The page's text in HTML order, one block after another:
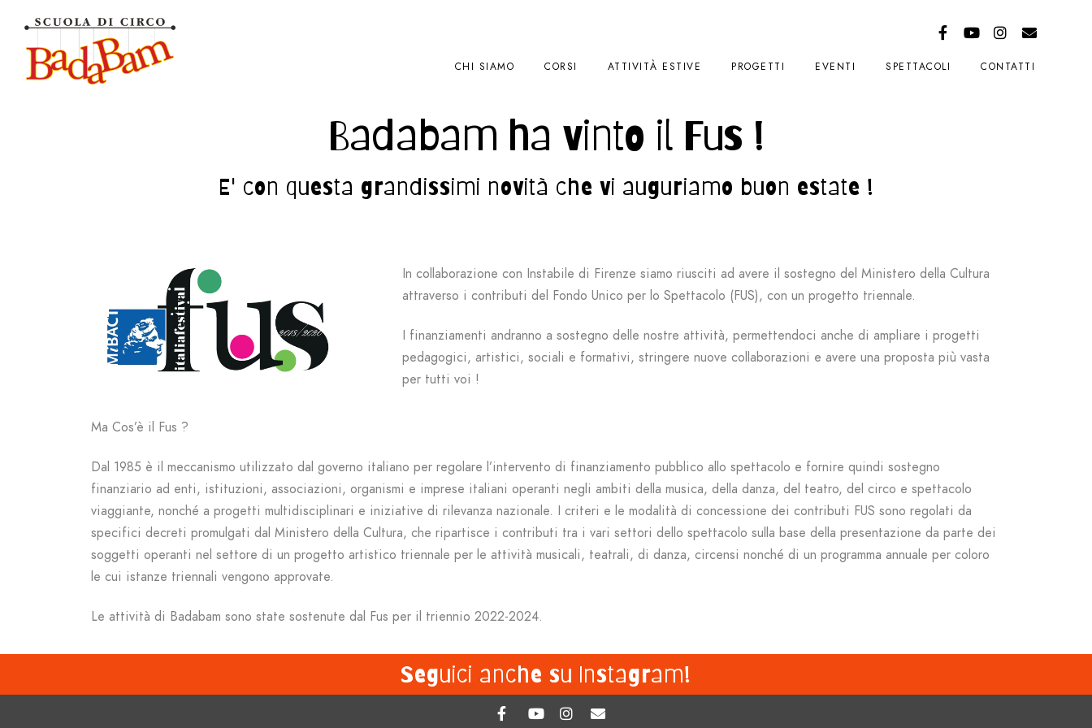
CHI SIAMO CORSI ATTIVITÀ ESTIVE PROGETTI EVENTI SPETTACOLI CONTATTI
Badabam ha vinto il Fus !
E' con questa grandissimi novità che vi auguriamo buon estate !
In collaborazione con Instabile di Firenze siamo riusciti ad avere il sostegno del Ministero della Cultura
attraverso i contributi del Fondo Unico per lo Spettacolo (FUS), con un progetto triennale.
I finanziamenti andranno a sostegno delle nostre attività, permettendoci anche di ampliare i progetti
pedagogici, artistici, sociali e formativi, stringere nuove collaborazioni e avere una proposta più vasta
per tutti voi !
Ma Cos’è il Fus ?
Dal 1985 è il meccanismo utilizzato dal governo italiano per regolare l’intervento di finanziamento pubblico allo spettacolo e fornire quindi sostegno
finanziario ad enti, istituzioni, associazioni, organismi e imprese italiani operanti negli ambiti della musica, della danza, del teatro, del circo e spettacolo
viaggiante, nonché a progetti multidisciplinari e iniziative di rilevanza nazionale. I criteri e le modalità di concessione dei contributi FUS sono regolati da
specifici decreti promulgati dal Ministero della Cultura, che ripartisce i contributi tra i vari settori dello spettacolo sulla base della presentazione da parte dei
soggetti operanti nel settore di un progetto artistico triennale per le attività musicali, teatrali, di danza, circensi nonché di un programma annuale per coloro
le cui istanze triennali vengono approvate.
Le attività di Badabam sono state sostenute dal Fus per il triennio 2022-2024.
Seguici anche su Instagram!